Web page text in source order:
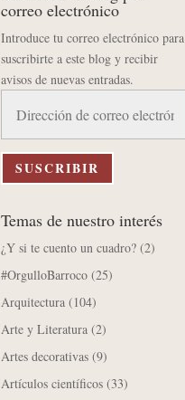
correo electrónico
Introduce tu correo electrónico para
suscribirte a este blog y recibir
avisos de nuevas entradas.
correo
electrónico
SUSCRIBIR
Temas de nuestro interés
¿Y si te cuento un cuadro? (2)
#OrgulloBarroco (25)
Arquitectura (104)
Arte y Literatura (2)
Artes decorativas (9)
Artículos científicos (33)